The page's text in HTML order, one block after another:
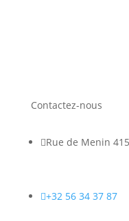
Contactez-nous
Rue de Menin
+32 56 34 37 87